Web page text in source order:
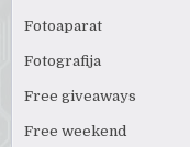
Fotoaparat
Fotografija
Free giveaways
Free weekend